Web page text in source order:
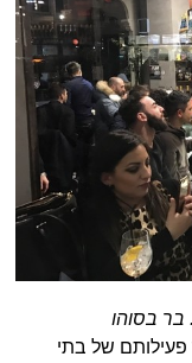
בר בסוהו
של בתי